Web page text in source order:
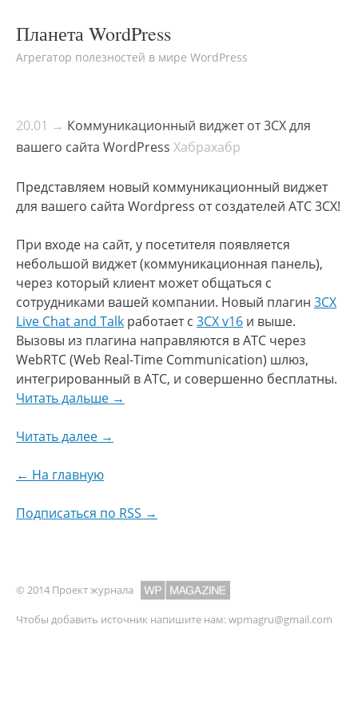
Планета WordPress
Агрегатор полезностей в мире WordPress
20.01 → Коммуникационный виджет от 3CX для
вашего сайта WordPress Хабрахабр
Представляем новый коммуникационный виджет
для вашего сайта Wordpress от создателей АТС 3CX!
При входе на сайт, у посетителя появляется
небольшой виджет (коммуникационная панель),
через который клиент может общаться с
сотрудниками вашей компании. Новый плагин 3CX
Live Chat and Talk работает с 3CX v16 и выше.
Вызовы из плагина направляются в АТС через
WebRTC (Web Real-Time Communication) шлюз,
интегрированный в АТС, и совершенно бесплатны.
Читать дальше →
Читать далее →
← На главную
Подписаться по RSS →
© 2014 Проект журнала
Чтобы добавить источник напишите нам:wpmagru@gmail.com